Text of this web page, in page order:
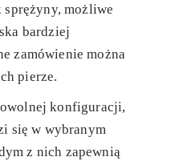
sprężyny, możliwe
bardziej
zamówienie można
pierze.
konfiguracji,
się w wybranym
z nich zapewnią